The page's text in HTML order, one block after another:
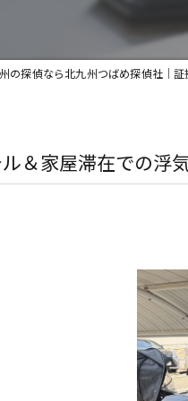
の探偵なら北九州つばめ探偵社｜
＆家屋滞在での浮